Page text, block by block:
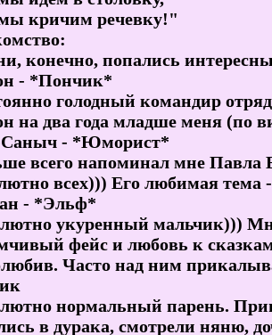
кричим речевку!"
конечно, попались
- *Пончик*
голодный командир
на два года младше меня (по
- *Юморист*
всего напоминал мне Павла
всех))) Его любимая тема
- *Эльф*
укуренный мальчик)))
фейс и любовь к
Часто над ним
нормальный парень.
в дурака, смотрели няню,